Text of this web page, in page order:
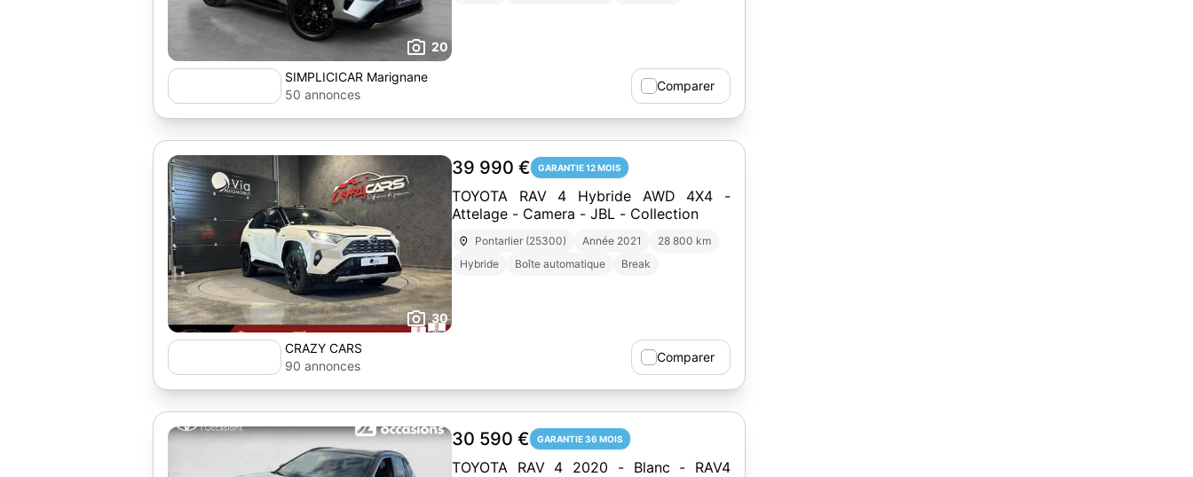
20
SIMPLICICAR Marignane
50 annonces
Comparer
30
39 990 € GARANTIE 12 MOIS
TOYOTA RAV 4 Hybride AWD 4X4 -
Attelage - Camera - JBL - Collection
Pontarlier (25300) Année 2021
28 800 km
Hybride
Boîte automatique Break
CRAZY CARS
90 annonces
Comparer
30 590 € GARANTIE 36 MOIS
TOYOTA RAV 4 2020 - Blanc - RAV4